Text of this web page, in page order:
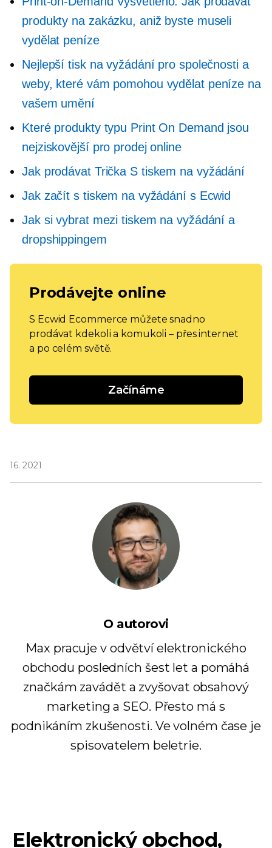
produkty na zakázku, aniž byste museli
vydělat peníze
Nejlepší tisk na vyžádání pro společnosti a
weby, které vám pomohou vydělat peníze na
vašem umění
Které produkty typu Print On Demand jsou
nejziskovější pro prodej online
Jak prodávat Trička S tiskem na vyžádání
Jak začít s tiskem na vyžádání s Ecwid
Jak si vybrat mezi tiskem na vyžádání a
dropshippingem
Prodávejte online
S Ecwid Ecommerce můžete snadno
prodávat kdekoli a komukoli – přes internet
a po celém světě.
Začínáme
16. 2021
O autorovi
Max pracuje v odvětví elektronického
obchodu posledních šest let a pomáhá
značkám zavádět a zvyšovat obsahový
marketing a SEO. Přesto má s
podnikáním zkušenosti. Ve volném čase je
spisovatelem beletrie.
Elektronický obchod,